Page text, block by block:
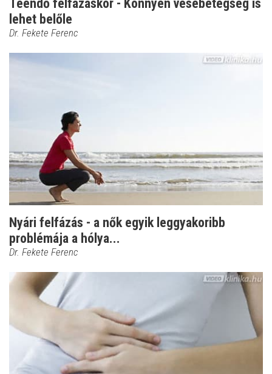
Teendő felfázáskor - Könnyen vesebetegség is
lehet belőle
Dr. Fekete Ferenc
Nyári felfázás - a nők egyik leggyakoribb
problémája a hólya...
Dr. Fekete Ferenc